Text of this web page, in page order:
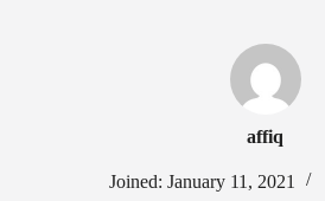
affiq
Joined: January 11, 2021